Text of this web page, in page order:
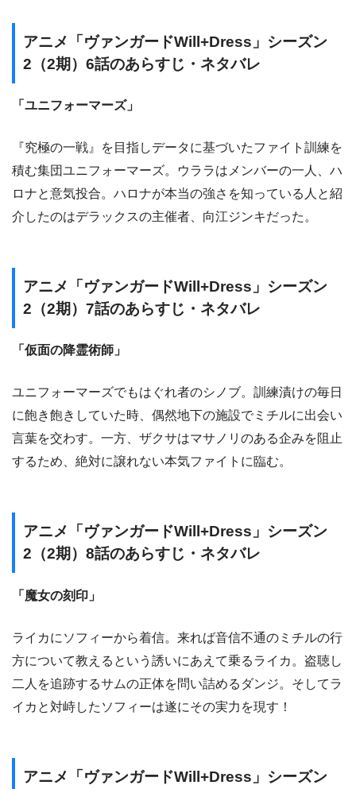
アニメ「ヴァンガードWill+Dress」シーズン
2（2期）6話のあらすじ・ネタバレ
「ユニフォーマーズ」
『究極の一戦』を目指しデータに基づいたファイト訓練を
積む集団ユニフォーマーズ。ウララはメンバーの一人、ハ
ロナと意気投合。ハロナが本当の強さを知っている人と紹
介したのはデラックスの主催者、向江ジンキだった。
アニメ「ヴァンガードWill+Dress」シーズン
2（2期）7話のあらすじ・ネタバレ
「仮面の降霊術師」
ユニフォーマーズでもはぐれ者のシノブ。訓練漬けの毎日
に飽き飽きしていた時、偶然地下の施設でミチルに出会い
言葉を交わす。一方、ザクサはマサノリのある企みを阻止
するため、絶対に譲れない本気ファイトに臨む。
アニメ「ヴァンガードWill+Dress」シーズン
2（2期）8話のあらすじ・ネタバレ
「魔女の刻印」
ライカにソフィーから着信。来れば音信不通のミチルの行
方について教えるという誘いにあえて乗るライカ。盗聴し
二人を追跡するサムの正体を問い詰めるダンジ。そしてラ
イカと対峙したソフィーは遂にその実力を現す！
アニメ「ヴァンガードWill+Dress」シーズン